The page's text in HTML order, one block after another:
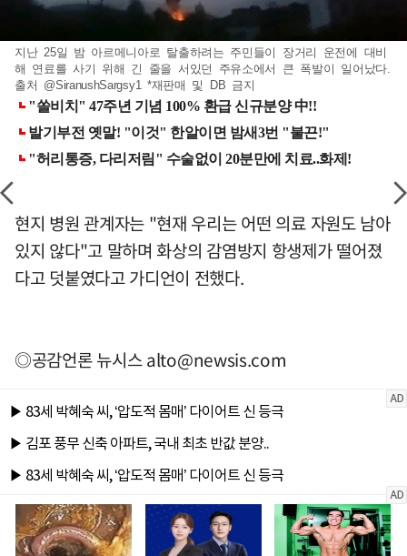
지난 25일 밤 아르메니아로 탈출하려는 주민들이 장거리 운전에 대비
해 연료를 사기 위해 긴 줄을 서있던 주유소에서 큰 폭발이 일어났다.
출처 @SiranushSargsy1 *재판매 및 DB 금지
현지 병원 관계자는 "현재 우리는 어떤 의료 자원도 남아
있지 않다"고 말하며 화상의 감염방지 항생제가 떨어졌
다고 덧붙였다고 가디언이 전했다.
◎공감언론 뉴시스alto@newsis.com